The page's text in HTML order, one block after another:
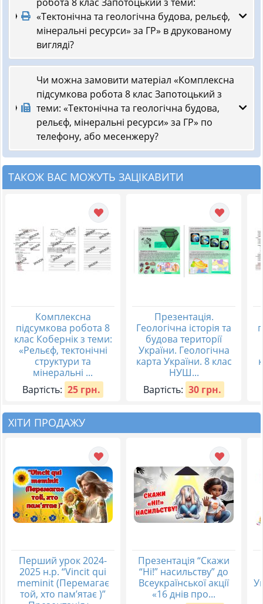
«Тектонічна та геологічна будова, рельєф,
мінеральні ресурси» за ГР» в друкованому
вигляді?
Чи можна замовити матеріал «Комплексна
підсумкова робота 8 клас Запотоцький з
теми: «Тектонічна та геологічна будова,
рельєф, мінеральні ресурси» за ГР» по
телефону, або месенжеру?
ТАКОЖ ВАС МОЖУТЬ ЗАЦІКАВИТИ
Комплексна
підсумкова робота 8
клас Кобернік з теми:
«Рельєф, тектонічні
структури та
мінеральні ...
Вартість: 25 грн.
Презентація.
Геологічна історія та
будова території
України. Геологічна
карта України. 8 клас
НУШ...
Вартість: 30 грн.
ХІТИ ПРОДАЖУ
Перший урок 2024-
2025 н.р. “Vincit qui
meminit (Перемагає
той, хто пам’ятає )”
Презентація “Скажи
“Ні!” насильству” до
Всеукраїнської акції
«16 днів про...